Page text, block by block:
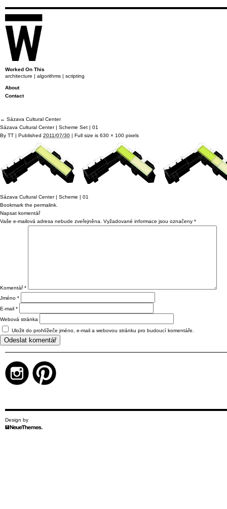
Worked On This
architecture | algorithms | scripting
About
Contact
← Sázava Cultural Center
Sázava Cultural Center | Scheme Set | 01
By TT | Published 2011/07/30 | Full size is 630 × 100 pixels
Sázava Cultural Center | Scheme | 01
Bookmark the permalink
Napsat komentář
Vaše e-mailová adresa nebude zveřejněna.
Vyžadované informace jsou označeny *
Komentář*
Jméno *
E-mail *
Webová stránka
Uložit do prohlížeče jméno, e-mail a webovou stránku pro budoucí komentáře.
Design by